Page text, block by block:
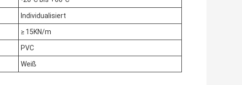
Individualisiert
≥ 15KN/m
PVC
Weiß